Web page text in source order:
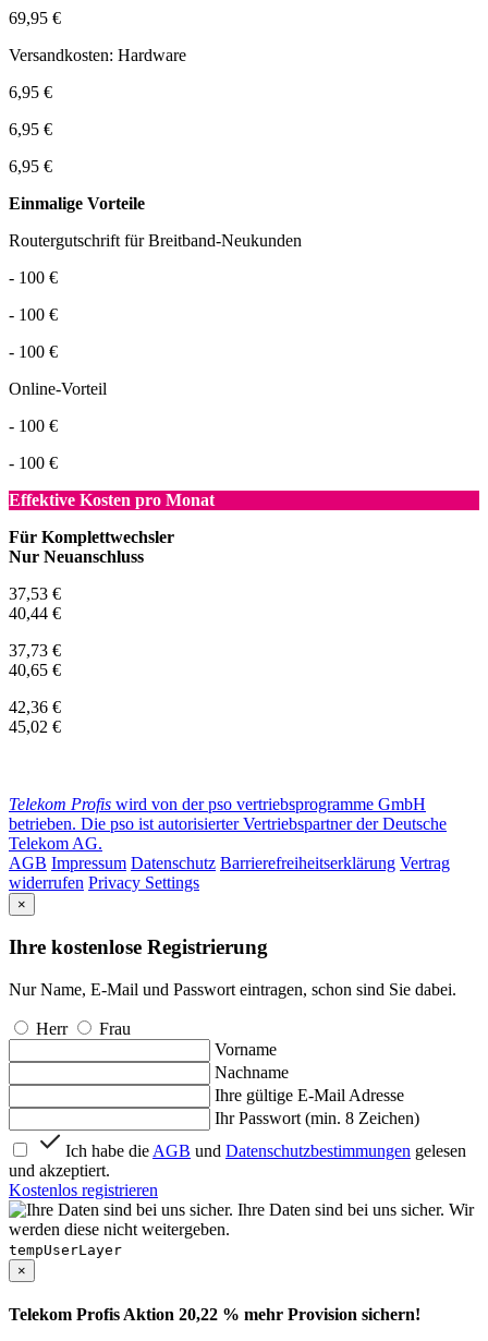
69,95 €
Versandkosten: Hardware
6,95 €
6,95 €
6,95 €
Einmalige Vorteile
Routergutschrift für Breitband-Neukunden
- 100 €
- 100 €
- 100 €
Online-Vorteil
- 100 €
- 100 €
Effektive Kosten pro Monat
Für Komplettwechsler
Nur Neuanschluss
37,53 €
40,44 €
37,73 €
40,65 €
42,36 €
45,02 €
Telekom Profis wird von der pso vertriebsprogramme GmbH
betrieben. Die pso ist autorisierter Vertriebspartner der Deutsche
Telekom AG.
AGB Impressum Datenschutz Barrierefreiheitserklärung Vertrag
widerrufen Privacy Settings
×
Ihre kostenlose Registrierung
Nur Name, E-Mail und Passwort eintragen, schon sind Sie dabei.
Herr
Frau
Vorname
Nachname
Ihre gültige E-Mail Adresse
Ihr Passwort (min. 8 Zeichen)
Ich habe die AGB und Datenschutzbestimmungen gelesen
und akzeptiert.
Kostenlos registrieren
Ihre Daten sind bei uns sicher. Wir
werden diese nicht weitergeben.
tempUserLayer
×
Telekom Profis Aktion 20,22 % mehr Provision sichern!